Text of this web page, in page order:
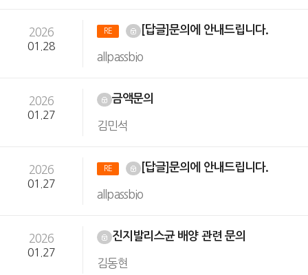
2026
01.28
RE [답글]문의에 안내드립니다.
allpassbio
2026
01.27
금액문의
김민석
2026
01.27
RE [답글]문의에 안내드립니다.
allpassbio
2026
01.27
진지발리스균 배양 관련 문의
김동현